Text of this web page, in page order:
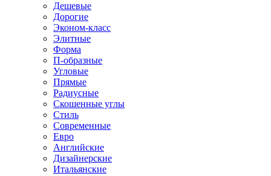
Дешевые
Дорогие
Эконом-класс
Элитные
Форма
П-образные
Угловые
Прямые
Радиусные
Скошенные углы
Стиль
Современные
Евро
Английские
Дизайнерские
Итальянские